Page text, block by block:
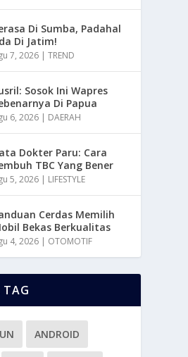
Di Sumba, Padahal
Di Jatim!
7, 2026 |TREND
Sosok Ini Wapres
Di Papua
6, 2026 | DAERAH
Dokter Paru: Cara
TBC Yang Bener
5, 2026 | LIFESTYLE
Cerdas Memilih
Bekas Berkualitas
4, 2026 | OTOMOTIF
TAG
ANDROID